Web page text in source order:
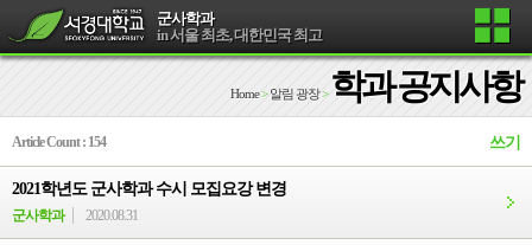
군사학과
in 서울 최초, 대한민국 최고
Home> 알림 광장> 학과 공지사항
Article Count : 154 쓰기
2021학년도 군사학과 수시 모집요강 변경
군사학과 2020.08.31